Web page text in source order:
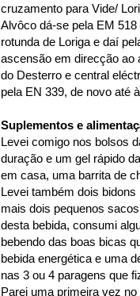
cruzamento para Vide/
Alvôco dá-se pela EM
rotunda de Loriga e daí
ascensão em direcção ao
do Desterro e central
pela EN 339, de novo até
Suplementos e
Levei comigo nos bolsos
duração e um gel rápido
em casa, uma barrita de
Levei também dois
mais dois pequenos
desta bebida, consumi
bebendo das boas bicas
bebida energética e uma
nas 3 ou 4 paragens que
Parei uma primeira vez